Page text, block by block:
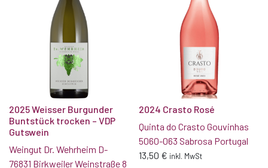
2025 Weisser Burgunder
Buntstück trocken – VDP
Gutswein
Weingut Dr. Wehrheim D-
76831 Birkweiler Weinstraße 8
2024 Crasto Rosé
Quinta do Crasto Gouvinhas
5060-063 Sabrosa Portugal
13,50 € inkl. MwSt